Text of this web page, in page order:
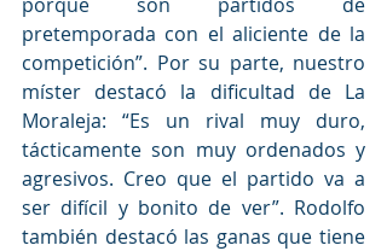
pretemporada con el aliciente de la
competición”. Por su parte, nuestro
míster destacó la dificultad de La
Moraleja: “Es un rival muy duro,
tácticamente son muy ordenados y
agresivos. Creo que el partido va a
ser difícil y bonito de ver”. Rodolfo
también destacó las ganas que tiene